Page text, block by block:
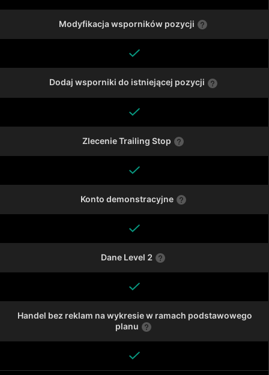
Modyfikacja wsporników pozycji
Dodaj wsporniki do istniejącej pozycji
Zlecenie Trailing Stop
Konto demonstracyjne
Dane Level 2
Handel bez reklam na wykresie w ramach podstawowego
planu